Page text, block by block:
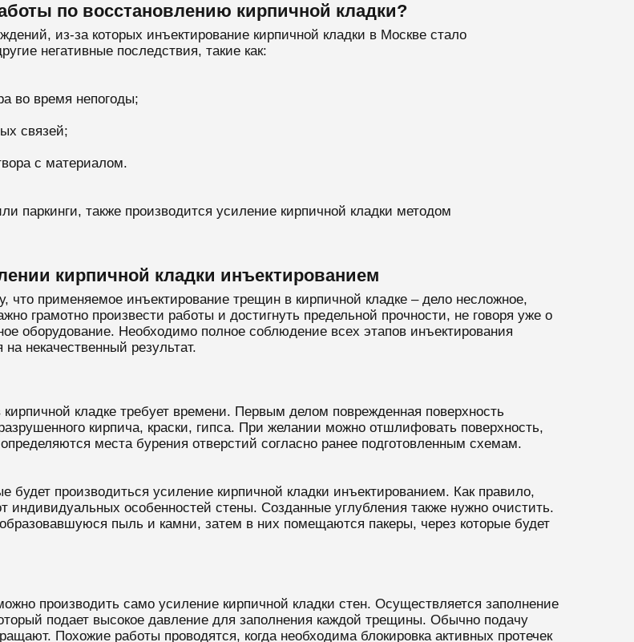
по восстановлению кирпичной кладки?
из-за которых инъектирование кирпичной кладки в Москве стало
негативные последствия, такие как:
во время непогоды;
связей;
с материалом.
паркинги, также производится усиление кирпичной кладки методом
кирпичной кладки инъектированием
применяемое инъектирование трещин в кирпичной кладке – дело несложное,
грамотно произвести работы и достигнуть предельной прочности, не говоря уже о
оборудование. Необходимо полное соблюдение всех этапов инъектирования
некачественный результат.
кладке требует времени. Первым делом поврежденная поверхность
кирпича, краски, гипса. При желании можно отшлифовать поверхность,
места бурения отверстий согласно ранее подготовленным схемам.
будет производиться усиление кирпичной кладки инъектированием. Как правило,
индивидуальных особенностей стены. Созданные углубления также нужно очистить.
пыль и камни, затем в них помещаются пакеры, через которые будет
производить само усиление кирпичной кладки стен. Осуществляется заполнение
подает высокое давление для заполнения каждой трещины. Обычно подачу
Похожие работы проводятся, когда необходима блокировка активных протечек